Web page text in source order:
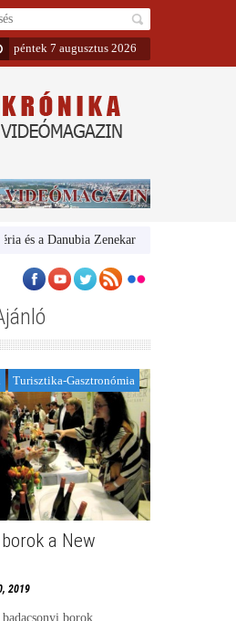
péntek 7 augusztus 2026
a Danubia Zenekar Bemutatta 2024/
Turisztika-Gasztronómia
a New
2019
borok